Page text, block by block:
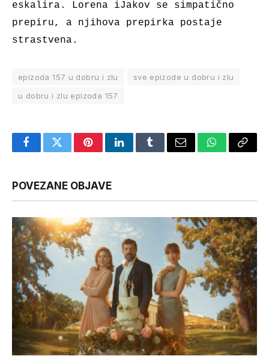
eskalira. Lorena iJakov se simpatično
prepiru, a njihova prepirka postaje
strastvena.
epizoda 157 u dobru i zlu
sve epizode u dobru i zlu
u dobru i zlu epizoda 157
FacebookTwitterPinterestLinkedInTumblrEmail WhatsApp
Copy
POVEZANE OBJAVE